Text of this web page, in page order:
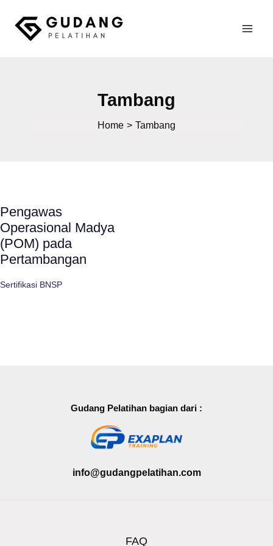
content
Tambang
Home Tambang
Pengawas
Operasional Madya
(POM) pada
Pertambangan
Sertifikasi BNSP
Gudang Pelatihan bagian dari :
info@gudangpelatihan.com
FAQ